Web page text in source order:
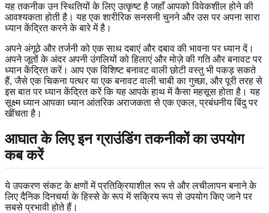
यह तकनीक उन स्थितियों के लिए उत्कृष्ट है जहाँ आपको विवेकशील होने की
आवश्यकता होती है। यह एक शारीरिक सनसनी चुनने और उस पर अपना सारा
ध्यान केंद्रित करने के बारे में है।
अपने अंगूठे और तर्जनी को एक साथ दबाएं और दबाव की भावना पर ध्यान दें।
अपने जूतों के अंदर अपनी उंगलियों को हिलाएं और मोज़े की गति और बनावट पर
ध्यान केंद्रित करें। आप एक विशिष्ट बनावट वाली छोटी वस्तु भी पकड़ सकते
हैं, जैसे एक चिकना पत्थर या एक बनावट वाली चाबी का गुच्छा, और पूरी तरह से
इस बात पर ध्यान केंद्रित करें कि यह आपके हाथ में कैसा महसूस होता है। यह
सूक्ष्म ध्यान आपका ध्यान आंतरिक अराजकता से एक एकल, प्रबंधनीय बिंदु पर
खींचता है।
आघात के लिए इनग्राउंडिंग तकनीकोंका उपयोग
कब करें
ये उपकरण संकट के क्षणों में प्रतिक्रियाशील रूप से और लचीलापन बनाने के
लिए दैनिक दिनचर्या के हिस्से के रूप में सक्रिय रूप से उपयोग किए जाने पर
सबसे प्रभावी होते हैं।